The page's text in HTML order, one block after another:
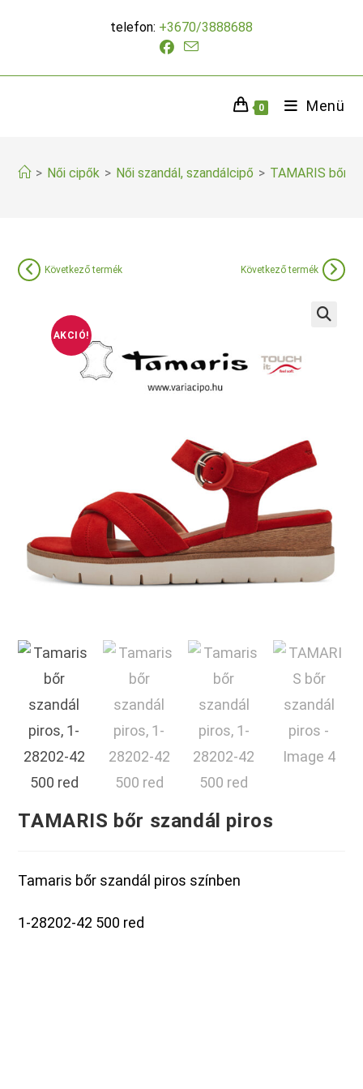
telefon: +3670/3888688
0 Menü
> Női cipők > Női szandál, szandálcipő > TAMARIS bőr
AKCIÓ!
Következő termék Következő termék
TAMARIS bőr szandál piros
Tamaris bőr szandál piros színben
1-28202-42 500 red